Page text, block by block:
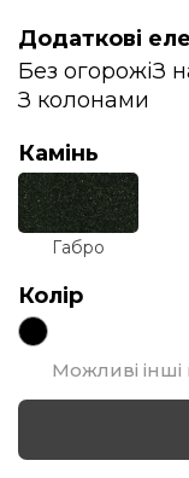
Додаткові
Без огорожіЗ
З колонами
Камінь
Габро
Колір
Можливі інші